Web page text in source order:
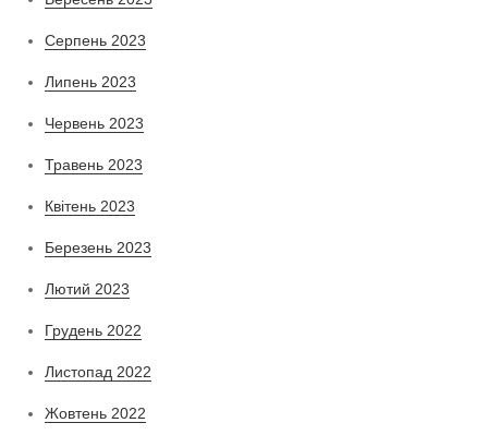
Серпень 2023
Липень 2023
Червень 2023
Травень 2023
Квітень 2023
Березень 2023
Лютий 2023
Грудень 2022
Листопад 2022
Жовтень 2022